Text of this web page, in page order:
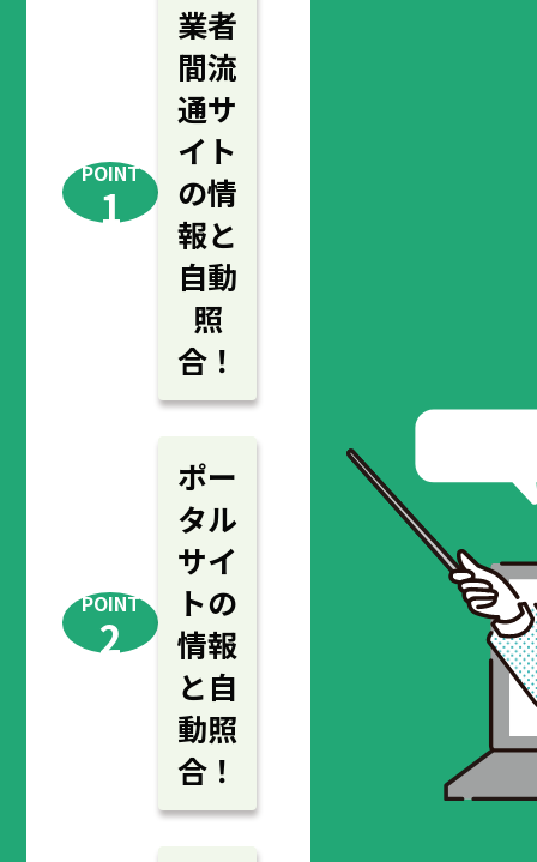
POINT
1
業者
間流
通サ
イト
の情
報と
自動
照
合！
POINT
2
ポー
タル
サイ
トの
情報
と自
動照
合！